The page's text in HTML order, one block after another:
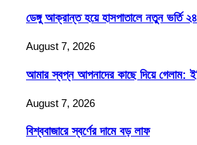
ডেঙ্গু আক্রান্ত হয়ে হাসপাতালে নতুন ভর্তি
August 7, 2026
আমার স্বপ্ন আপনাদের কাছে দিয়ে গেলাম:
August 7, 2026
বিশ্ববাজারে স্বর্ণের দামে বড় লাফ